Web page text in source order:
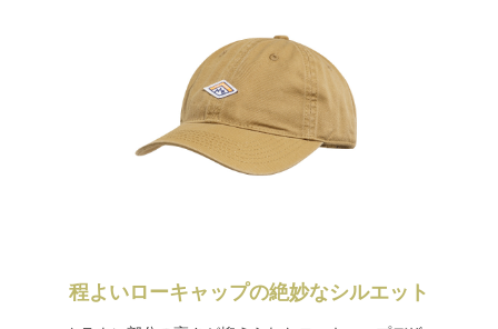
程よいローキャップの絶妙なシルエット